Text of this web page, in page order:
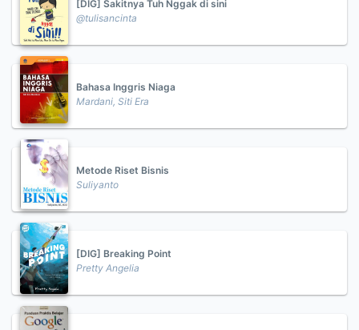
[DIG] Sakitnya Tuh Nggak di sini
@tulisancinta
Bahasa Inggris Niaga
Mardani, Siti Era
Metode Riset Bisnis
Suliyanto
[DIG] Breaking Point
Pretty Angelia